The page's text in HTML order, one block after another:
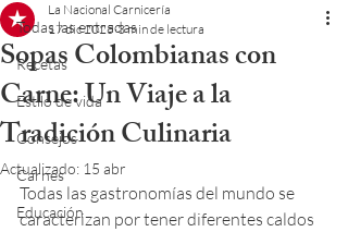
Todas las entradas
Recetas
Estilo de vida
Consejos
Carnes
Educación
Sopas Colombianas con
Carne: Un Viaje a la
Tradición Culinaria
La Nacional Carnicería
17 dic 2025 3 min de lectura
Actualizado: 15 abr
Todas las gastronomías del mundo se
caracterizan por tener diferentes caldos